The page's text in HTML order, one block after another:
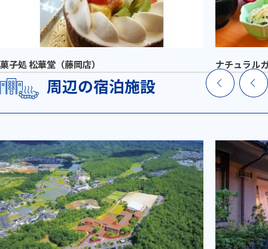
菓子処 松華堂（藤岡店） ナチュラル
周辺の宿泊施設